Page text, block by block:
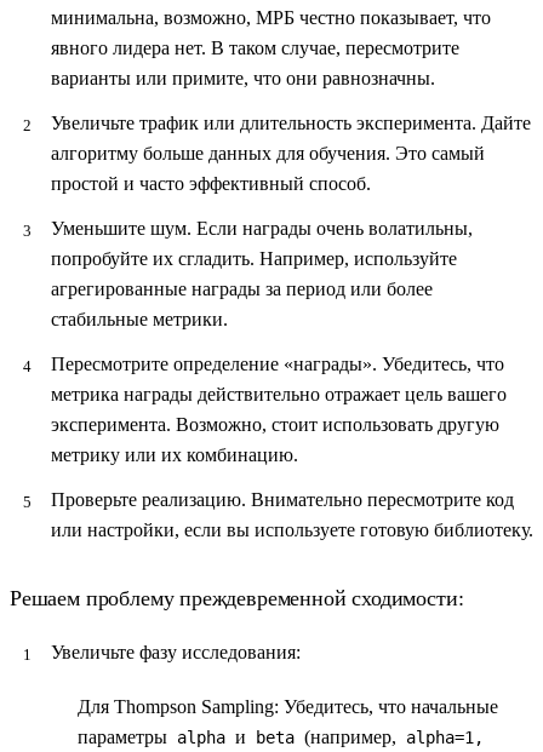
минимальна, возможно, МРБ честно показывает, что
явного лидера нет. В таком случае, пересмотрите
варианты или примите, что они равнозначны.
Увеличьте трафик или длительность эксперимента. Дайте
алгоритму больше данных для обучения. Это самый
простой и часто эффективный способ.
Уменьшите шум. Если награды очень волатильны,
попробуйте их сгладить. Например, используйте
агрегированные награды за период или более
стабильные метрики.
Пересмотрите определение «награды». Убедитесь, что
метрика награды действительно отражает цель вашего
эксперимента. Возможно, стоит использовать другую
метрику или их комбинацию.
Проверьте реализацию. Внимательно пересмотрите код
или настройки, если вы используете готовую библиотеку.
Решаем проблему преждевременной сходимости:
Увеличьте фазу исследования:
Для Thompson Sampling: Убедитесь, что начальные
параметры alpha и beta (например,
alpha=1,